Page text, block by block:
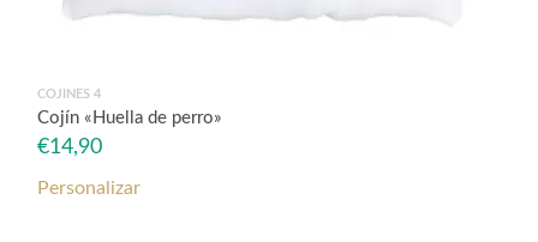
COJINES 4
Cojín «Huella de perro»
€14,90
Personalizar